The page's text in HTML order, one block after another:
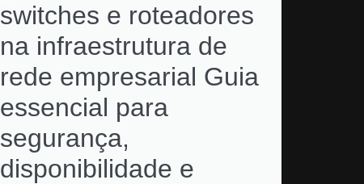
switches e roteadores
na infraestrutura de
rede empresarial Guia
essencial para
segurança,
disponibilidade e